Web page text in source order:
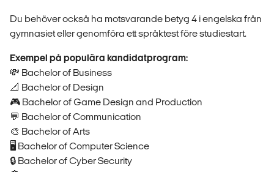
Du behöver också ha motsvarande betyg 4 i engelska från
gymnasiet eller genomföra ett språktest före studiestart.
Exempel på populära kandidatprogram:
💸 Bachelor of Business
📐 Bachelor of Design
🎮 Bachelor of Game Design and Production
💬 Bachelor of Communication
🎨 Bachelor of Arts
🖥️ Bachelor of Computer Science
🔒 Bachelor of Cyber Security